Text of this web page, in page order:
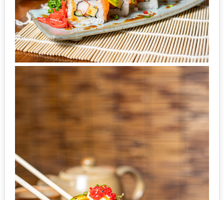
ANNA
FARM
ที่
เอาชนะ
ใจ
THE
DISH
ต้อง
ห้าม